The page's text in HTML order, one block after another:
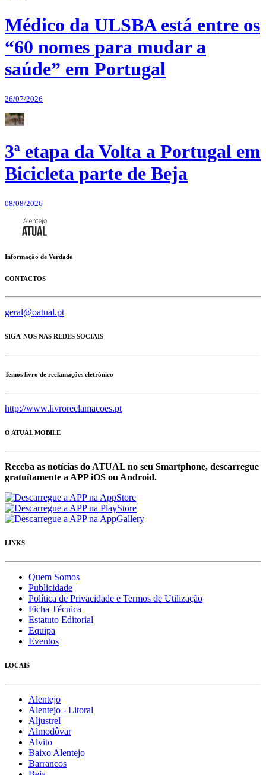
Médico da ULSBA está entre os
“60 nomes para mudar a
saúde” em Portugal
26/07/2026
3ª etapa da Volta a Portugal em
Bicicleta parte de Beja
08/08/2026
Informação de Verdade
CONTACTOS
geral@oatual.pt
SIGA-NOS NAS REDES SOCIAIS
Temos livro de reclamações eletrónico
http://www.livroreclamacoes.pt
O ATUAL MOBILE
Receba as notícias do ATUAL no seu Smartphone, descarregue
gratuítamente a APP iOS ou Android.
LINKS
Quem Somos
Publicidade
Política de Privacidade e Termos de Utilização
Ficha Técnica
Estatuto Editorial
Equipa
Eventos
LOCAIS
Alentejo
Alentejo - Litoral
Aljustrel
Almodôvar
Alvito
Baixo Alentejo
Barrancos